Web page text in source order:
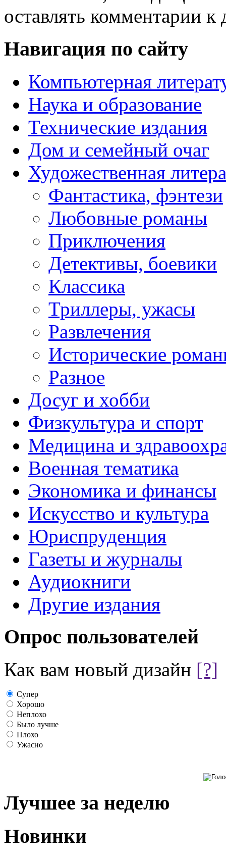
оставлять комментарии к
Навигация по сайту
Компьютерная
Наука и образование
Технические издания
Дом и семейный очаг
Художественная
Фантастика, фэнтези
Любовные романы
Приключения
Детективы, боевики
Классика
Триллеры, ужасы
Развлечения
Исторические
Разное
Досуг и хобби
Физкультура и спорт
Медицина и
Военная тематика
Экономика и финансы
Искусство и культура
Юриспруденция
Газеты и журналы
Аудиокниги
Другие издания
Опрос пользователей
Как вам новый дизайн [?]
Супер
Хорошо
Неплохо
Было лучше
Плохо
Ужасно
Лучшее за неделю
Новинки